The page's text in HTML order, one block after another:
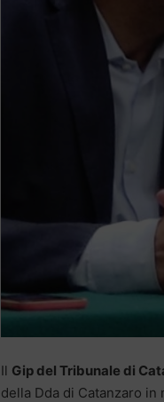
Il Gip del Tribunale di
della Dda di Catanzaro in